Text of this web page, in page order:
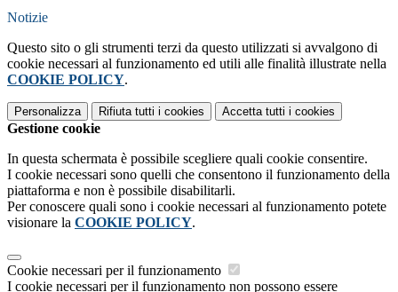
Notizie
Questo sito o gli strumenti terzi da questo utilizzati si avvalgono di
cookie necessari al funzionamento ed utili alle finalità illustrate nella
COOKIE POLICY.
Personalizza Rifiuta tutti i cookies Accetta tutti i cookies
Gestione cookie
In questa schermata è possibile scegliere quali cookie consentire.
I cookie necessari sono quelli che consentono il funzionamento della
piattaforma e non è possibile disabilitarli.
Per conoscere quali sono i cookie necessari al funzionamento potete
visionare la COOKIE POLICY.
Cookie necessari per il funzionamento
I cookie necessari per il funzionamento non possono essere